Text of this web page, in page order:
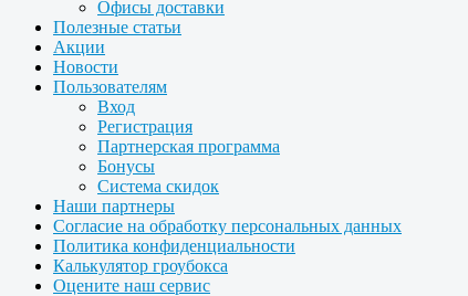
Офисы доставки
Полезные статьи
Акции
Новости
Пользователям
Вход
Регистрация
Партнерская программа
Бонусы
Система скидок
Наши партнеры
Согласие на обработку персональных данных
Политика конфиденциальности
Калькулятор гроубокса
Оцените наш сервис